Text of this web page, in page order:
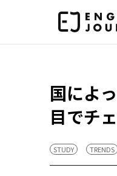
国によ
目でチ
STUDY TRENDS